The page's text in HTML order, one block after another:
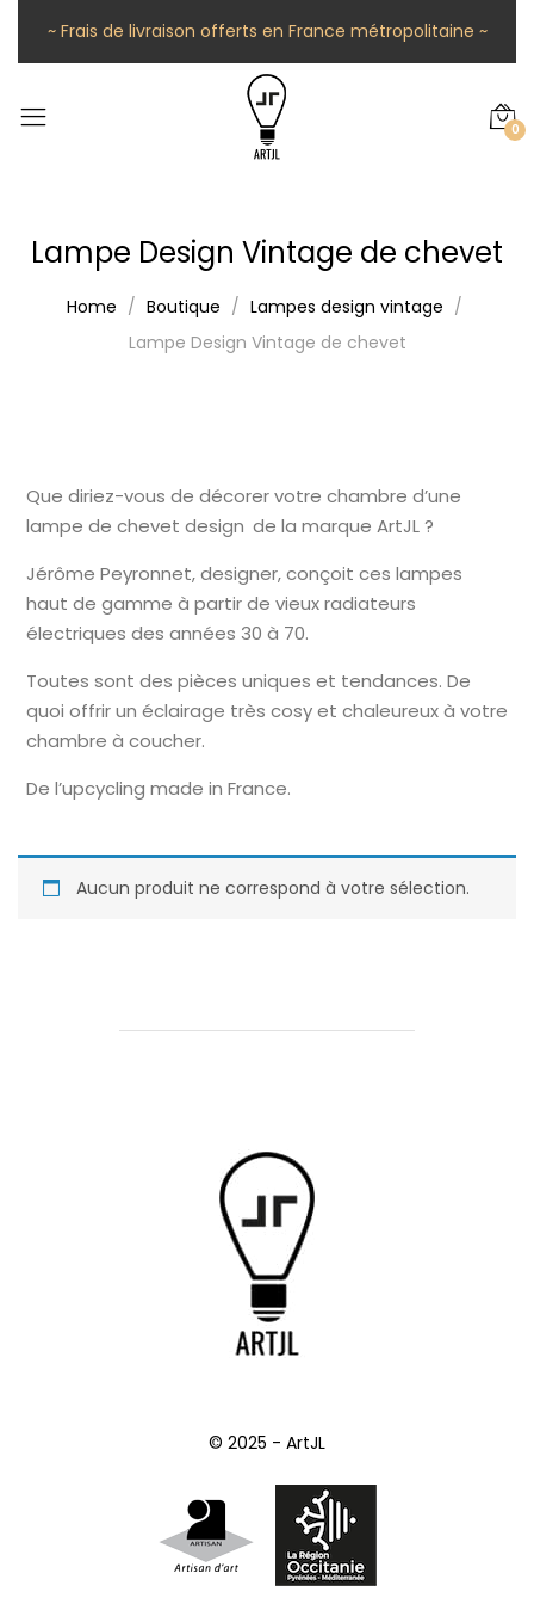
~ Frais de livraison offerts en France métropolitaine ~
0
Lampe Design Vintage de chevet
Home Boutique
Lampes design vintage
Lampe Design Vintage de chevet
Que diriez-vous de décorer votre chambre d’une
lampe de chevet design de la marque ArtJL ?
Jérôme Peyronnet, designer, conçoit ces lampes
haut de gamme à partir de vieux radiateurs
électriques des années 30 à 70.
Toutes sont des pièces uniques et tendances. De
quoi offrir un éclairage très cosy et chaleureux à votre
chambre à coucher.
De l’upcycling made in France.
Aucun produit ne correspond à votre sélection.
© 2025 - ArtJL